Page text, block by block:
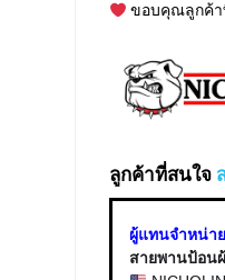
ขอบคุณลูกค้า
ลูกค้าที่สนใจ
ผู้แทนจำหน่า
สายพานป้อน